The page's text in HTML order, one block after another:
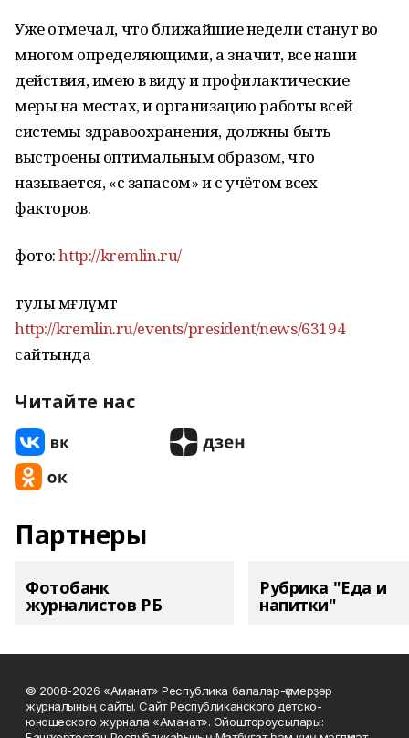
Уже отмечал, что ближайшие недели станут во
многом определяющими, а значит, все наши
действия, имею в виду и профилактические
меры на местах, и организацию работы всей
системы здравоохранения, должны быть
выстроены оптимальным образом, что
называется, «с запасом» и с учётом всех
факторов.
фото:http://kremlin.ru/
тулы мәғлүмәт
http://kremlin.ru/events/president/news/63194
сайтында
Читайте нас
Партнеры
Фотобанк
журналистов РБ
Рубрика "Еда и
напитки"
© 2008-2026 «Аманат» Республика балалар-үҫмерҙәр
журналының сайты. Сайт Республиканского детско-
юношеского журнала «Аманат». Ойоштороусылары: